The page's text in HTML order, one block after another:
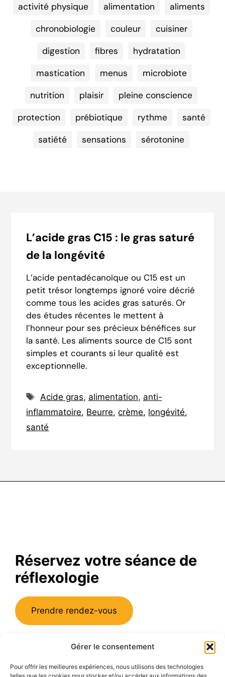
Gérer le consentement
Pour offrir les meilleures expériences, nous utilisons des technologies
activité physique alimentation
aliments
chronobiologie
couleur
cuisiner
digestion
fibres
hydratation
mastication
menus
microbiote
nutrition
plaisir
pleine conscience
protection
prébiotique rythme
santé
satiété
sensations sérotonine
L’acide gras C15 : le gras saturé
de la longévité
L’acide pentadécanoïque ou C15 est un
petit trésor longtemps ignoré voire décrié
comme tous les acides gras saturés. Or
des études récentes le mettent à
l’honneur pour ses précieux bénéfices sur
la santé. Les aliments source de C15 sont
simples et courants si leur qualité est
exceptionnelle.
Étiquettes
Acide gras, alimentation, anti-
inflammatoire, Beurre,crème, longévité,
santé
Réservez votre séance de
réflexologie
Prendre rendez-vous
Emmanuelle Rallet E.i Réflexologue
102, route de Paris, 69260 Charbonnières